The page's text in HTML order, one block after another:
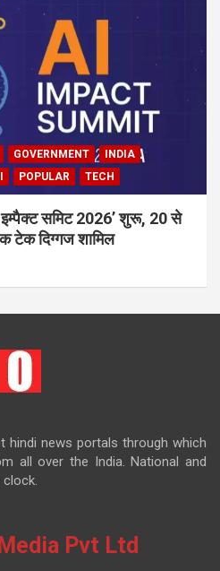
GOVERNMENT
INDIA
POPULAR TECH
इम्पैक्ट समिट 2026’ शुरू, 20 से
टेक दिग्गज शामिल
news portals through which
all over the India. National and
Pvt Ltd